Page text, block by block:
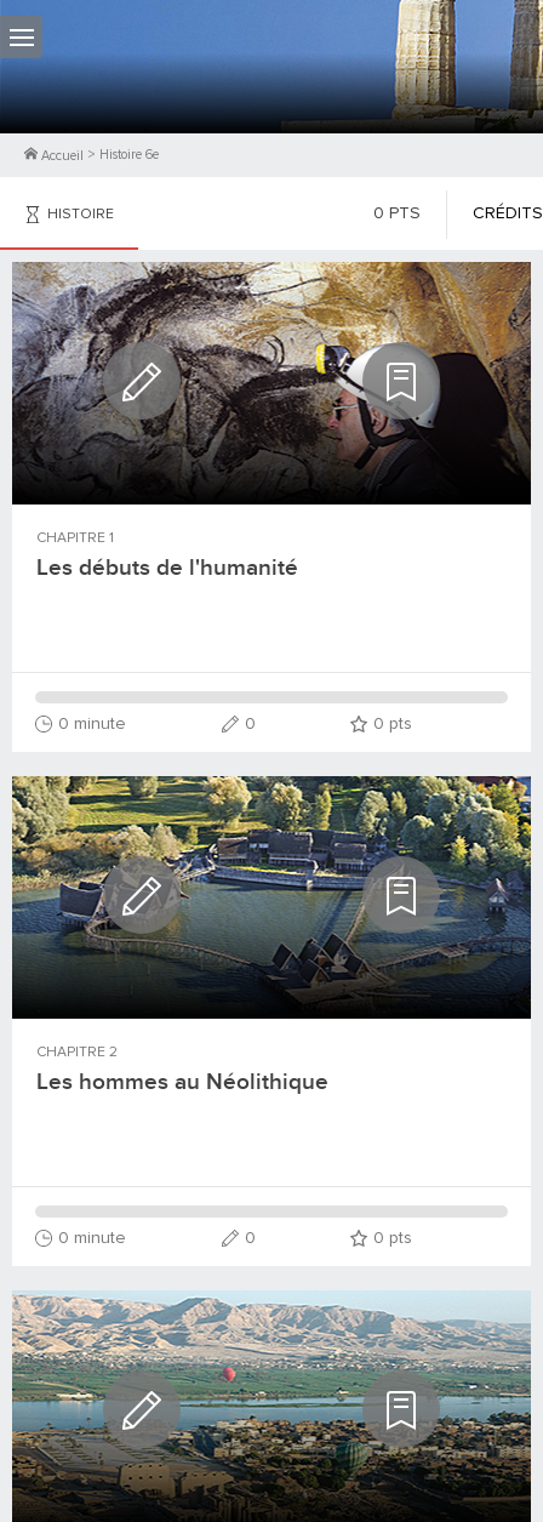
Accueil > Histoire 6e
HISTOIRE 0 PTS CRÉDITS
PHOTOS
CONTRIBUTEURS
CHAPITRE 1
Les débuts de l'humanité
0 minute 0 0 pts
CHAPITRE 2
Les hommes au Néolithique
0 minute 0 0 pts